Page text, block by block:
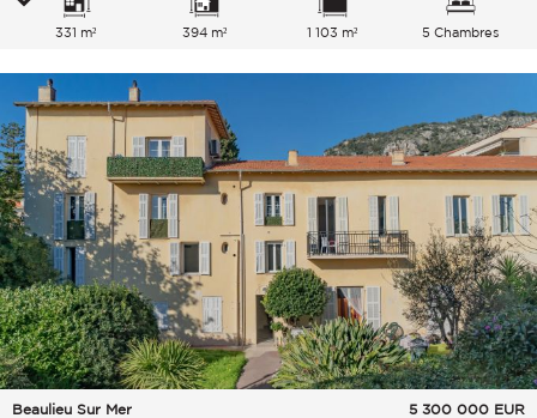
331 m² 394 m² 1 103 m² 5 Chambres
Beaulieu Sur Mer
5 300 000 EUR